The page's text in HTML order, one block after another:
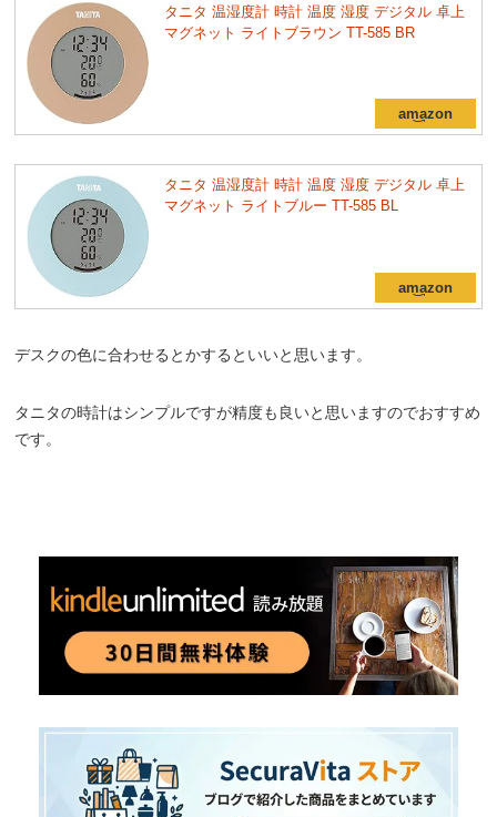
タニタ 温湿度計 時計 温度 湿度 デジタル 卓上
マグネット ライトブラウン TT-585 BR
タニタ 温湿度計 時計 温度 湿度 デジタル 卓上
マグネット ライトブルー TT-585 BL
デスクの色に合わせるとかするといいと思います。
タニタの時計はシンプルですが精度も良いと思いますのでおすすめ
です。